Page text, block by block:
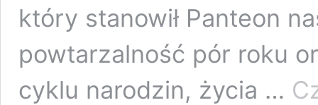
który stanowił Panteon
powtarzalność pór roku
cyklu narodzin, życia …